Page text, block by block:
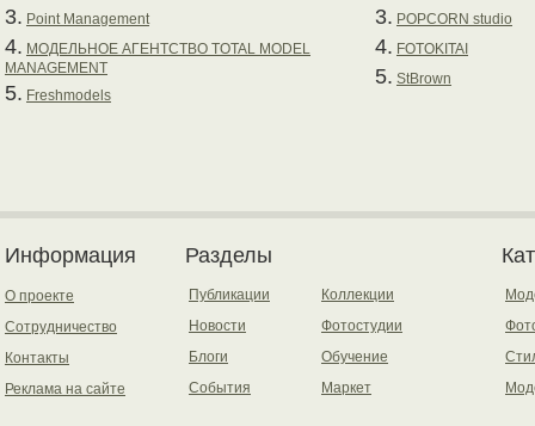
3. Point Management
4. МОДЕЛЬНОЕ АГЕНТСТВО TOTAL MODEL
MANAGEMENT
5. Freshmodels
3. POPCORN studio
4. FOTOKITAI
5. StBrown
Информация
О проекте
Сотрудничество
Контакты
Реклама на сайте
Разделы
Публикации
Новости
Блоги
События
Коллекции
Фотостудии
Обучение
Маркет